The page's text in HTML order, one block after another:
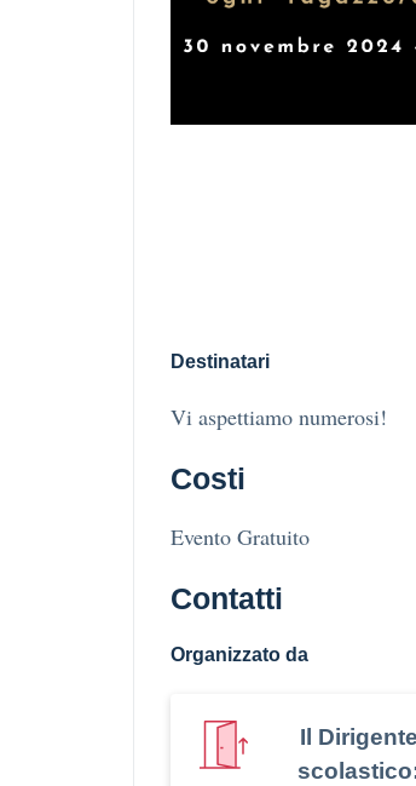
Destinatari
Vi aspettiamo numerosi!
Costi
Evento Gratuito
Contatti
Organizzato da
Il Dirigente